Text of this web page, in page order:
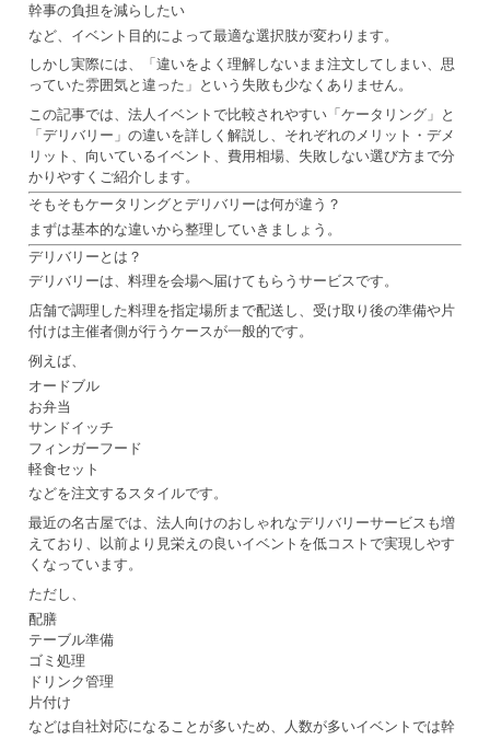
幹事の負担を減らしたい
など、イベント目的によって最適な選択肢が変わります。
しかし実際には、「違いをよく理解しないまま注文してしまい、思
っていた雰囲気と違った」という失敗も少なくありません。
この記事では、法人イベントで比較されやすい「ケータリング」と
「デリバリー」の違いを詳しく解説し、それぞれのメリット・デメ
リット、向いているイベント、費用相場、失敗しない選び方まで分
かりやすくご紹介します。
そもそもケータリングとデリバリーは何が違う？
まずは基本的な違いから整理していきましょう。
デリバリーとは？
デリバリーは、料理を会場へ届けてもらうサービスです。
店舗で調理した料理を指定場所まで配送し、受け取り後の準備や片
付けは主催者側が行うケースが一般的です。
例えば、
オードブル
お弁当
サンドイッチ
フィンガーフード
軽食セット
などを注文するスタイルです。
最近の名古屋では、法人向けのおしゃれなデリバリーサービスも増
えており、以前より見栄えの良いイベントを低コストで実現しやす
くなっています。
ただし、
配膳
テーブル準備
ゴミ処理
ドリンク管理
片付け
などは自社対応になることが多いため、人数が多いイベントでは幹